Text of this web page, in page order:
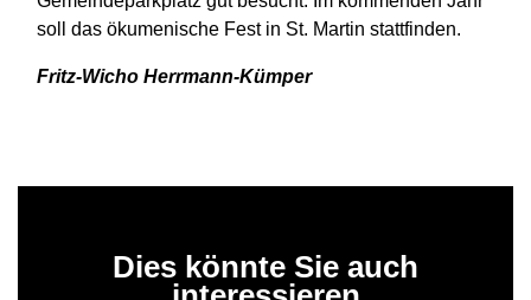
soll das ökumenische Fest in St. Martin stattfinden.
Fritz-Wicho Herrmann-Kümper
Dies könnte Sie auch